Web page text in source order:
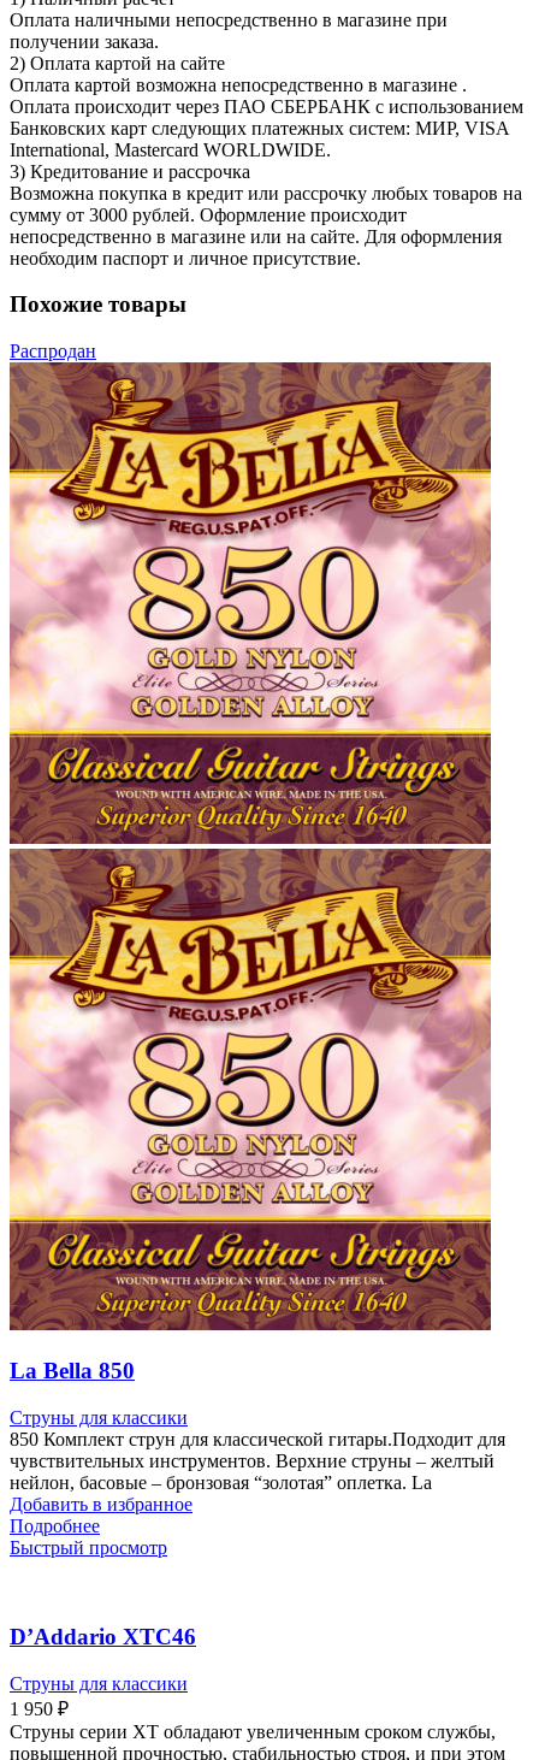
Оплата наличными непосредственно в магазине при
получении заказа.
2) Оплата картой на сайте
Оплата картой возможна непосредственно в магазине .
Оплата происходит через ПАО СБЕРБАНК с использованием
Банковских карт следующих платежных систем: МИР, VISA
International, Mastercard WORLDWIDE.
3) Кредитование и рассрочка
Возможна покупка в кредит или рассрочку любых товаров на
сумму от 3000 рублей. Оформление происходит
непосредственно в магазине или на сайте. Для оформления
необходим паспорт и личное присутствие.
Похожие товары
Распродан
La Bella 850
Струны для классики
850 Комплект струн для классической гитары.Подходит для
чувствительных инструментов. Верхние струны – желтый
нейлон, басовые – бронзовая “золотая” оплетка. La
Добавить в избранное
Подробнее
Быстрый просмотр
D’Addario XTC46
Струны для классики
1 950 ₽
Струны серии XT обладают увеличенным сроком службы,
повышенной прочностью, стабильностью строя, и при этом